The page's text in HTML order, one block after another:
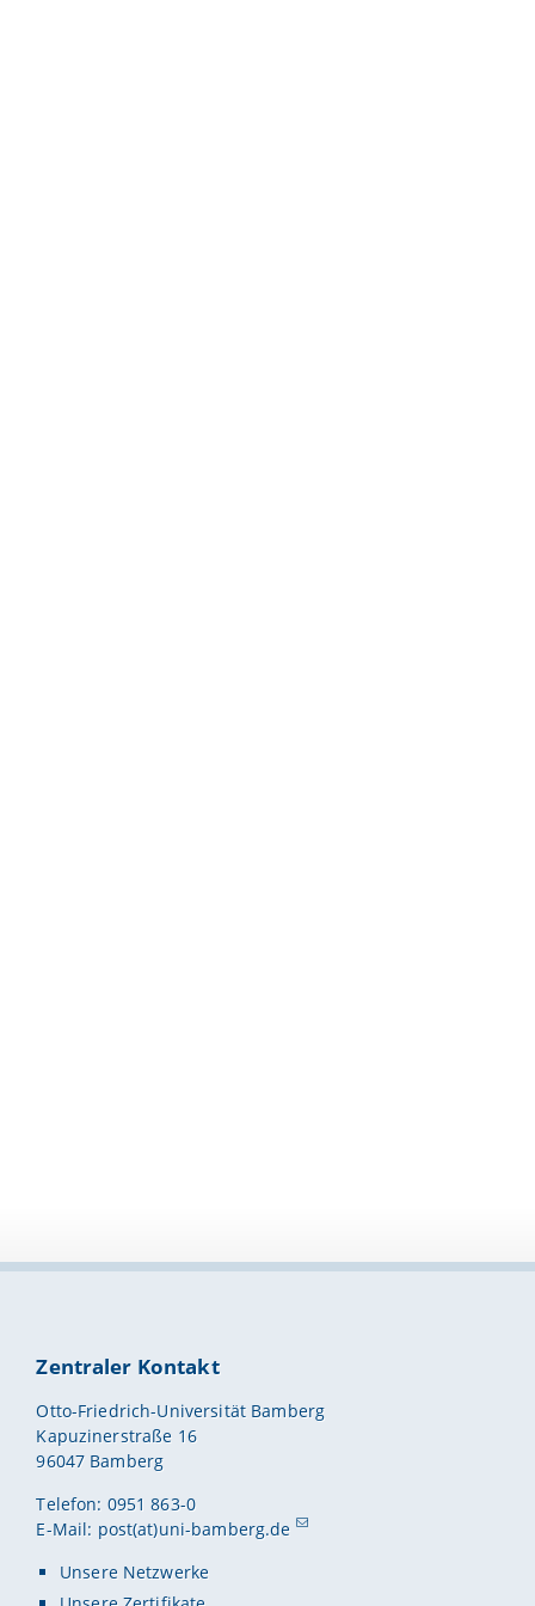
Zentraler Kontakt
Otto-Friedrich-Universität Bamberg
Kapuzinerstraße 16
96047 Bamberg
Telefon: 0951 863-0
E-Mail: post(at)uni-bamberg.de
Unsere Netzwerke